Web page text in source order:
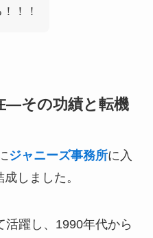
！！
—その功績と転機
ジャニーズ事務所に入
成しました。
活躍し、1990年代から